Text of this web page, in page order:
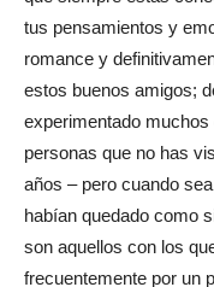
tus pensamientos y
romance y
estos buenos amigos;
experimentado
personas que no has
años – pero cuando
habían quedado como
son aquellos con los
frecuentemente por un